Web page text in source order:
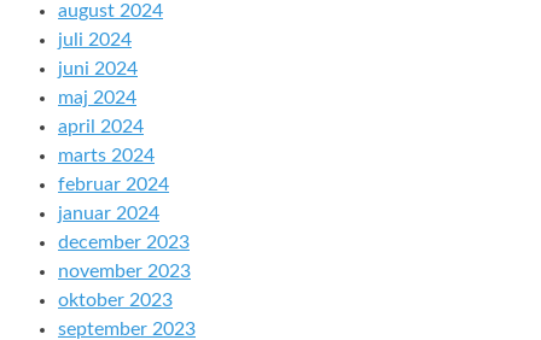
august 2024
juli 2024
juni 2024
maj 2024
april 2024
marts 2024
februar 2024
januar 2024
december 2023
november 2023
oktober 2023
september 2023